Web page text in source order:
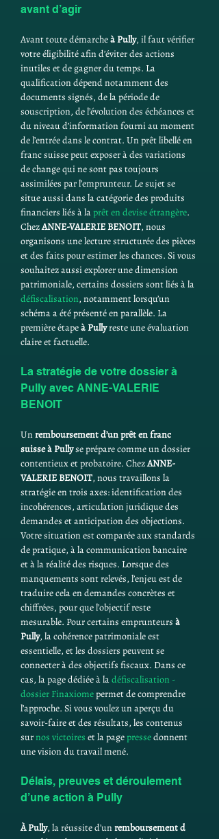
avant d’agir
Avant toute démarche à Pully, il faut vérifier
votre éligibilité afin d’éviter des actions
inutiles et de gagner du temps. La
qualification dépend notamment des
documents signés, de la période de
souscription, de l’évolution des échéances et
du niveau d’information fourni au moment
de l’entrée dans le contrat. Un prêt libellé en
franc suisse peut exposer à des variations
de change qui ne sont pas toujours
assimilées par l’emprunteur. Le sujet se
situe aussi dans la catégorie des produits
financiers liés à la prêt en devise étrangère.
Chez ANNE-VALERIE BENOIT, nous
organisons une lecture structurée des pièces
et des faits pour estimer les chances. Si vous
souhaitez aussi explorer une dimension
patrimoniale, certains dossiers sont liés à la
défiscalisation, notamment lorsqu’un
schéma a été présenté en parallèle. La
première étape à Pully reste une évaluation
claire et factuelle.
La stratégie de votre dossier à
Pully avec ANNE-VALERIE
BENOIT
Un remboursement d’un prêt en franc
suisse à Pully se prépare comme un dossier
contentieux et probatoire. Chez ANNE-
VALERIE BENOIT, nous travaillons la
stratégie en trois axes: identification des
incohérences, articulation juridique des
demandes et anticipation des objections.
Votre situation est comparée aux standards
de pratique, à la communication bancaire
et à la réalité des risques. Lorsque des
manquements sont relevés, l’enjeu est de
traduire cela en demandes concrètes et
chiffrées, pour que l’objectif reste
mesurable. Pour certains emprunteurs à
Pully, la cohérence patrimoniale est
essentielle, et les dossiers peuvent se
connecter à des objectifs fiscaux. Dans ce
cas, la page dédiée à la défiscalisation -
dossier Finaxiome permet de comprendre
l’approche. Si vous voulez un aperçu du
savoir-faire et des résultats, les contenus
sur nos victoires et la page presse donnent
une vision du travail mené.
Délais, preuves et déroulement
d’une action à Pully
À Pully, la réussite d’un remboursement d